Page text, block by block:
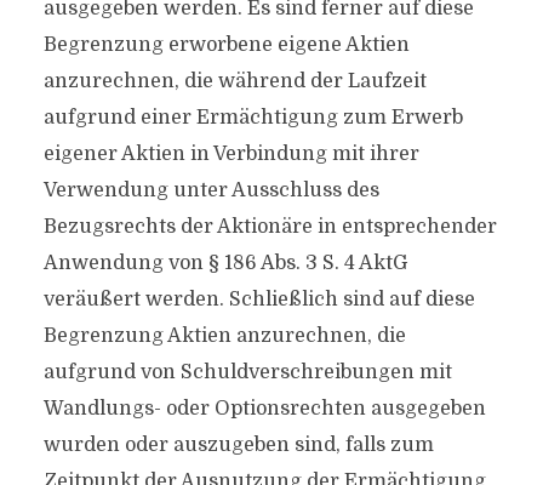
ausgegeben werden. Es sind ferner auf diese
Begrenzung erworbene eigene Aktien
anzurechnen, die während der Laufzeit
aufgrund einer Ermächtigung zum Erwerb
eigener Aktien in Verbindung mit ihrer
Verwendung unter Ausschluss des
Bezugsrechts der Aktionäre in entsprechender
Anwendung von § 186 Abs. 3 S. 4 AktG
veräußert werden. Schließlich sind auf diese
Begrenzung Aktien anzurechnen, die
aufgrund von Schuldverschreibungen mit
Wandlungs- oder Optionsrechten ausgegeben
wurden oder auszugeben sind, falls zum